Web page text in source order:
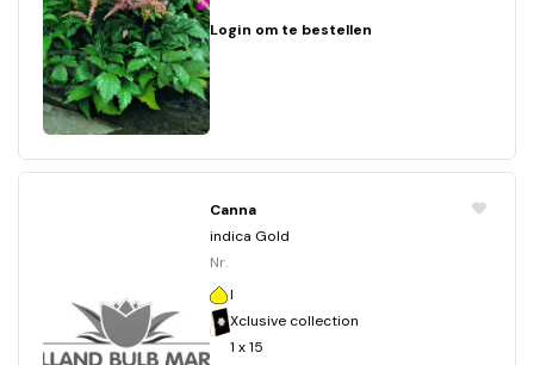
Login om te bestellen
Canna
indica Gold
Nr.
I
Xclusive collection
1 x 15